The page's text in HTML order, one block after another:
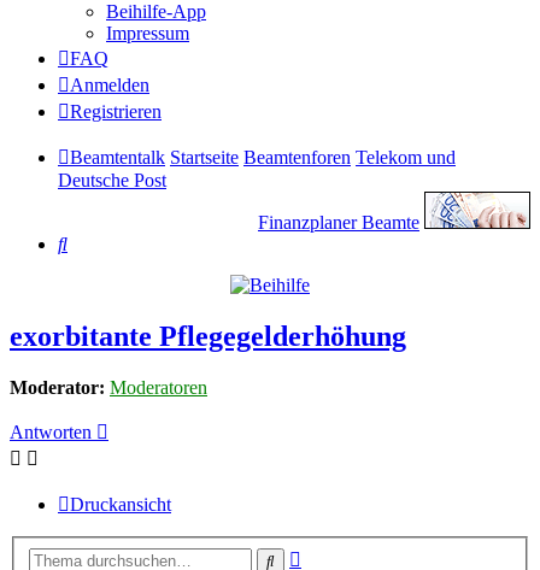
Beihilfe-App
Impressum
FAQ
Anmelden
Registrieren
Beamtentalk Startseite Beamtenforen Telekom und
Deutsche Post
Finanzplaner Beamte
Suche
exorbitante Pflegegelderhöhung
Moderator: Moderatoren
Antworten
Druckansicht
Suche